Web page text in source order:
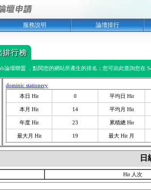
服務說明 論壇排行
論壇聯盟 ，點閱您的網站所產生的排名；您可由此查詢您在
dominic stationery
本日 Hit
0 平均日 Hit
本月 Hit 14 平均月 Hit
年度 Hit 23 累積總 Hit
最大月 Hit 19 最大 Hit 月
日
Hit 人次